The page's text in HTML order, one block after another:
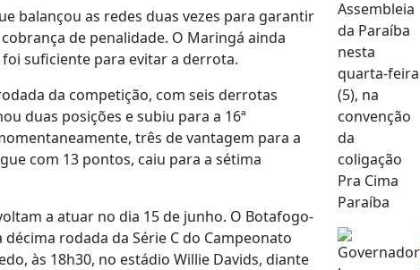
balançou as redes duas vezes para garantir
de penalidade. O Maringá ainda
suficiente para evitar a derrota.
da competição, com seis derrotas
duas posições e subiu para a 16ª
três de vantagem para a
com 13 pontos, caiu para a sétima
a atuar no dia 15 de junho. O Botafogo-
rodada da Série C do Campeonato
às 18h30, no estádio Willie Davids, diante